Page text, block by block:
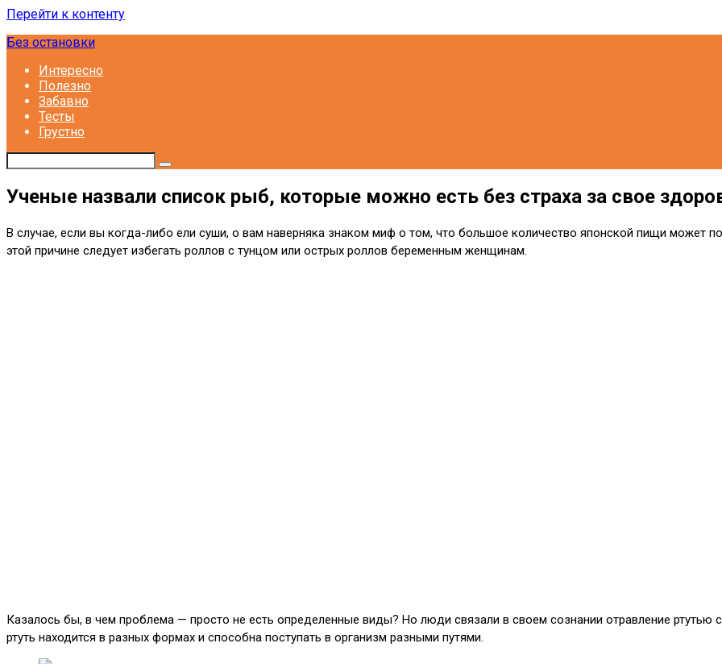
Перейти к контенту
Без остановки
Интересно
Полезно
Забавно
Тесты
Грустно
Ученые назвали список рыб, которые можно есть без страха за свое
В случае, если вы когда-либо ели суши, о вам наверняка знаком миф о том, что большое количество японской пищи может
этой причине следует избегать роллов с тунцом или острых роллов беременным женщинам.
Казалось бы, в чем проблема — просто не есть определенные виды? Но люди связали в своем сознании отравление ртутью
ртуть находится в разных формах и способна поступать в организм разными путями.